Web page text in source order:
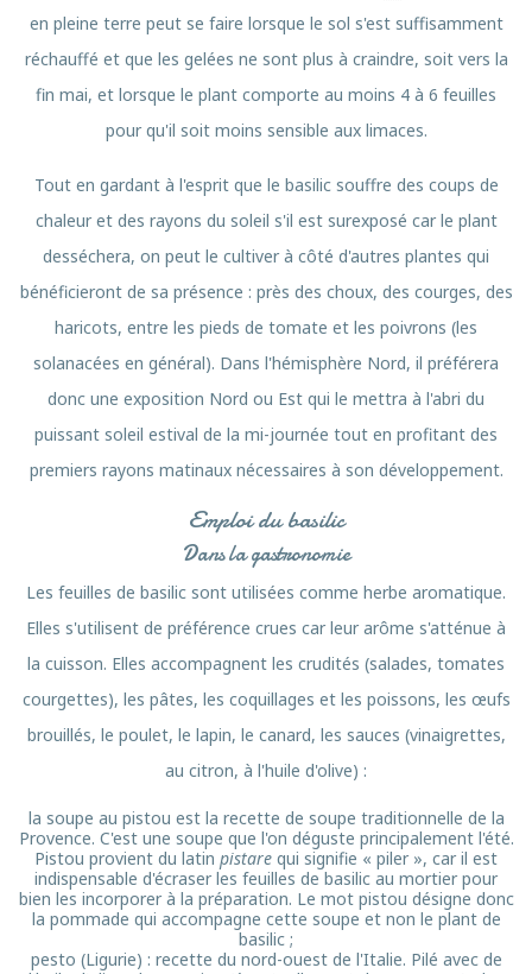
en pleine terre peut se faire lorsque le sol s'est suffisamment
réchauffé et que les gelées ne sont plus à craindre, soit vers la
fin mai, et lorsque le plant comporte au moins 4 à 6 feuilles
pour qu'il soit moins sensible aux limaces.
Tout en gardant à l'esprit que le basilic souffre des coups de
chaleur et des rayons du soleil s'il est surexposé car le plant
desséchera, on peut le cultiver à côté d'autres plantes qui
bénéficieront de sa présence : près des choux, des courges, des
haricots, entre les pieds de tomate et les poivrons (les
solanacées en général). Dans l'hémisphère Nord, il préférera
donc une exposition Nord ou Est qui le mettra à l'abri du
puissant soleil estival de la mi-journée tout en profitant des
premiers rayons matinaux nécessaires à son développement.
Emploi du basilic
Dans la gastronomie
Les feuilles de basilic sont utilisées comme herbe aromatique.
Elles s'utilisent de préférence crues car leur arôme s'atténue à
la cuisson. Elles accompagnent les crudités (salades, tomates
courgettes), les pâtes, les coquillages et les poissons, les œufs
brouillés, le poulet, le lapin, le canard, les sauces (vinaigrettes,
au citron, à l'huile d'olive) :
la soupe au pistou est la recette de soupe traditionnelle de la
Provence. C'est une soupe que l'on déguste principalement l'été.
Pistou provient du latin pistare qui signifie « piler », car il est
indispensable d'écraser les feuilles de basilic au mortier pour
bien les incorporer à la préparation. Le mot pistou désigne donc
la pommade qui accompagne cette soupe et non le plant de
basilic ;
pesto (Ligurie) : recette du nord-ouest de l'Italie. Pilé avec de